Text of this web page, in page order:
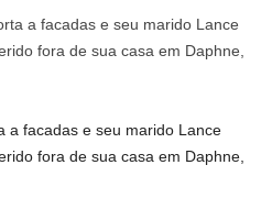
a facadas e seu marido Lance
fora de sua casa em Daphne,